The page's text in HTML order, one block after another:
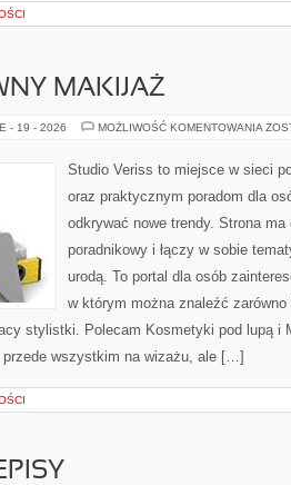
MAKIJAŻ
- 19 - 2026 MOŻLIWOŚĆ KOMENTOWANIA DIY
Studio Veriss to miejsce w sieci
oraz praktycznym poradom dla
odkrywać nowe trendy. Strona ma
poradnikowy i łączy w sobie
urodą. To portal dla osób
w którym można znaleźć
stylistki. Polecam Kosmetyki pod lupą i
wszystkim na wizażu, ale […]